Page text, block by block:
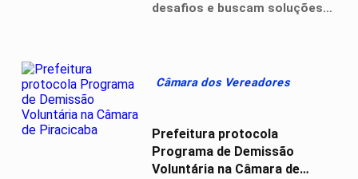
desafios e buscam soluções
Câmara dos Vereadores
Prefeitura protocola
Programa de Demissão
Voluntária na Câmara de